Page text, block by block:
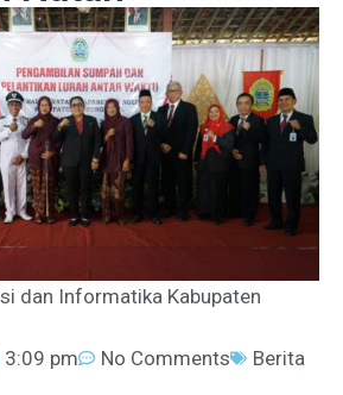
dan Informatika Kabupaten
3:09 pm No Comments Berita